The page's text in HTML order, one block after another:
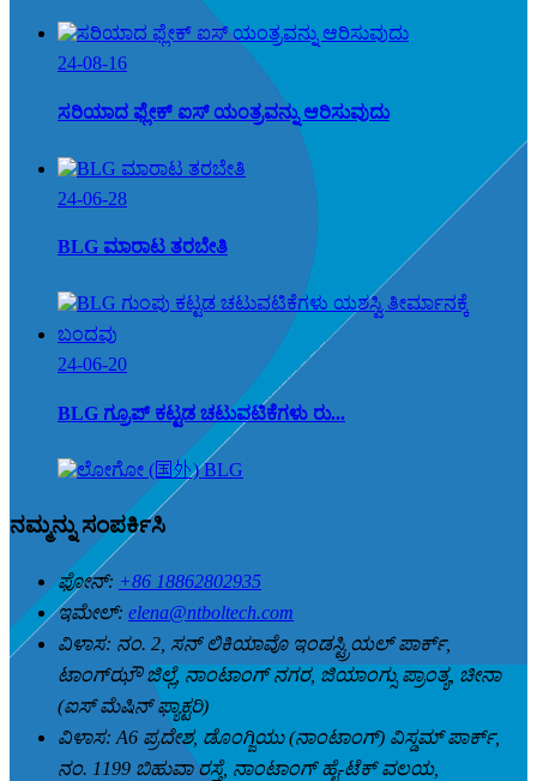
24-08-16
ಸರಿಯಾದ ಫ್ಲೇಕ್ ಐಸ್ ಯಂತ್ರವನ್ನು ಆರಿಸುವುದು
24-06-28
BLG ಮಾರಾಟ ತರಬೇತಿ
24-06-20
BLG ಗ್ರೂಪ್ ಕಟ್ಟಡ ಚಟುವಟಿಕೆಗಳು ರು...
ನಮ್ಮನ್ನು ಸಂಪರ್ಕಿಸಿ
ಫೋನ್: +86 18862802935
ಇಮೇಲ್: elena@ntboltech.com
ವಿಳಾಸ: ನಂ. 2, ಸನ್ ಲಿಕಿಯಾವೊ ಇಂಡಸ್ಟ್ರಿಯಲ್ ಪಾರ್ಕ್,
ಟಾಂಗ್‌ಝೌ ಜಿಲ್ಲೆ, ನಾಂಟಾಂಗ್ ನಗರ, ಜಿಯಾಂಗ್ಸು ಪ್ರಾಂತ್ಯ, ಚೀನಾ
(ಐಸ್ ಮೆಷಿನ್ ಫ್ಯಾಕ್ಟರಿ)
ವಿಳಾಸ: A6 ಪ್ರದೇಶ, ಡೊಂಗ್ಜಿಯು (ನಾಂಟಾಂಗ್) ವಿಸ್ಡಮ್ ಪಾರ್ಕ್,
ನಂ. 1199 ಬಿಹುವಾ ರಸ್ತೆ, ನಾಂಟಾಂಗ್ ಹೈ-ಟೆಕ್ ವಲಯ,